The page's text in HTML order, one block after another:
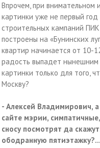
Впрочем, при внимательном
картинки уже не первый
строительных кампаний
построены на «Бунинских
квартир начинается от 10-
радость выпадет нынешним
картинки только для того,
Москву?
- Алексей Владимирович,
сайте мэрии,
сносу посмотрят да
ободранную пятиэтажку?...